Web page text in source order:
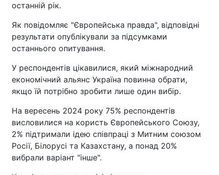
останній рік.
Як повідомляє "Європейська правда", відповідні
результати опублікували за підсумками
останнього опитування.
У респондентів цікавилися, який міжнародний
економічний альянс Україна повинна обрати,
якщо їй потрібно зробити лише один вибір.
На вересень 2024 року 75% респондентів
висловилися на користь Європейського Союзу,
2% підтримали ідею співпраці з Митним союзом
Росії, Білорусі та Казахстану, а понад 20%
вибрали варіант "інше".